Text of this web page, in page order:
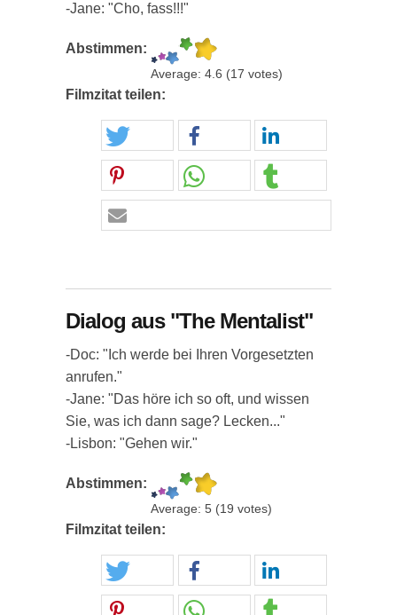
-Jane: "Cho, fass!!!"
Abstimmen:
Average: 4.6 (17 votes)
Filmzitat teilen:
Dialog aus "The Mentalist"
-Doc: "Ich werde bei Ihren Vorgesetzten
anrufen."
-Jane: "Das höre ich so oft, und wissen
Sie, was ich dann sage? Lecken..."
-Lisbon: "Gehen wir."
Abstimmen:
Average: 5 (19 votes)
Filmzitat teilen: